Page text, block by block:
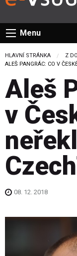
Menu
HLAVNÍ STRÁNKA
Z
CURRENT:
ALEŠ PANGRÁC: CO V
Aleš
v
08. 12. 2018